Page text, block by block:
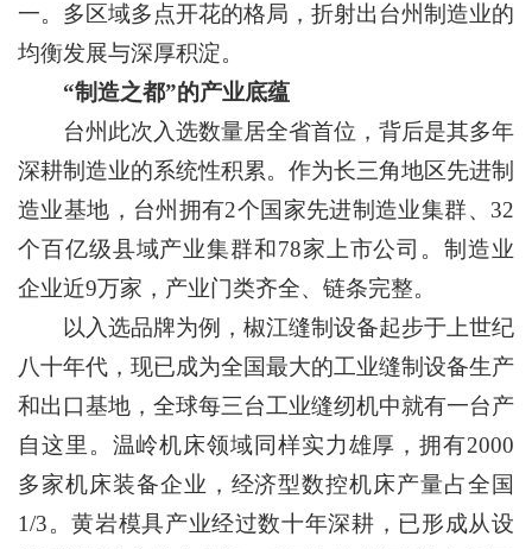
一。多区域多点开花的格局，折射出台州制造业的
均衡发展与深厚积淀。
“制造之都”的产业底蕴
台州此次入选数量居全省首位，背后是其多年
深耕制造业的系统性积累。作为长三角地区先进制
造业基地，台州拥有2个国家先进制造业集群、32
个百亿级县域产业集群和78家上市公司。制造业
企业近9万家，产业门类齐全、链条完整。
以入选品牌为例，椒江缝制设备起步于上世纪
八十年代，现已成为全国最大的工业缝制设备生产
和出口基地，全球每三台工业缝纫机中就有一台产
自这里。温岭机床领域同样实力雄厚，拥有2000
多家机床装备企业，经济型数控机床产量占全国
1/3。黄岩模具产业经过数十年深耕，已形成从设